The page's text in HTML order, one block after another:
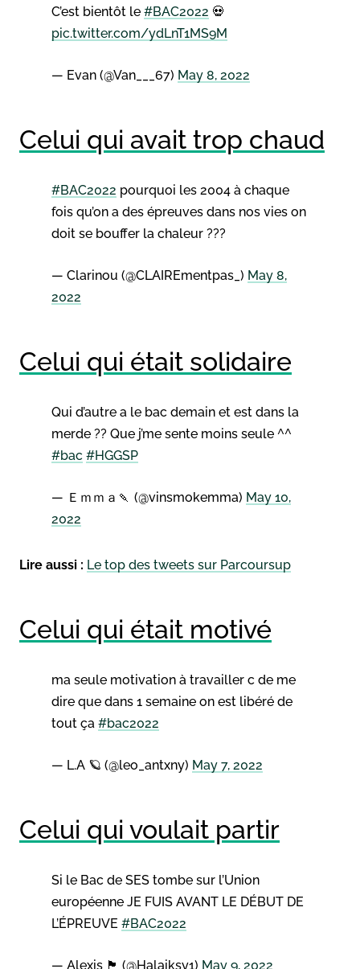
C’est bientôt le #BAC2022 💀
pic.twitter.com/ydLnT1MS9M
— Evan (@Van___67) May 8, 2022
Celui qui avait trop chaud
#BAC2022 pourquoi les 2004 à chaque
fois qu’on a des épreuves dans nos vies on
doit se bouffer la chaleur ???
— Clarinou (@CLAIREmentpas_) May 8,
2022
Celui qui était solidaire
Qui d’autre a le bac demain et est dans la
merde ?? Que j’me sente moins seule ^^
#bac #HGGSP
— Ｅｍｍａ🍡 (@vinsmokemma) May 10,
2022
Lire aussi : Le top des tweets sur Parcoursup
Celui qui était motivé
ma seule motivation à travailler c de me
dire que dans 1 semaine on est libéré de
tout ça #bac2022
— L.A 🪐 (@leo_antxny) May 7, 2022
Celui qui voulait partir
Si le Bac de SES tombe sur l’Union
européenne JE FUIS AVANT LE DÉBUT DE
L’ÉPREUVE #BAC2022
— Alexis 🏴󠁧󠁢󠁳󠁣󠁴󠁿 (@Halaiksy1) May 9, 2022